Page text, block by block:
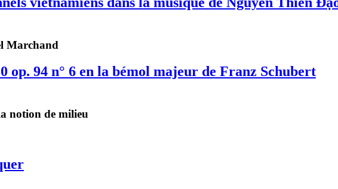
Marchand
op. 94 n° 6 en la bémol majeur de Franz Schubert
notion de milieu